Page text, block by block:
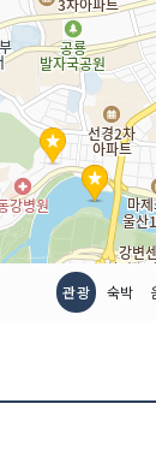
관광 숙박